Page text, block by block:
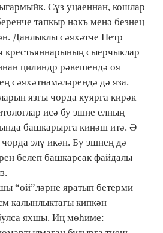
Сүз уңаеннан, кошлар
тапкыр нәкъ менә безнең
Данлыклы сәяхәтче Петр
крестьяннарының сыерчыклар
цилиндр рәвешендә оя
сәяхәтнамәләрендә дә яза.
язгы чорда куярга кирәк
исә бу эшне елның
башкарырга киңәш итә. Ә
элү икән. Бу эшнең дә
белеп башкарсак файдалы
“өй”ләрне яратып бетерми
калынлыктагы кипкән
яхшы. Иң мөһиме: